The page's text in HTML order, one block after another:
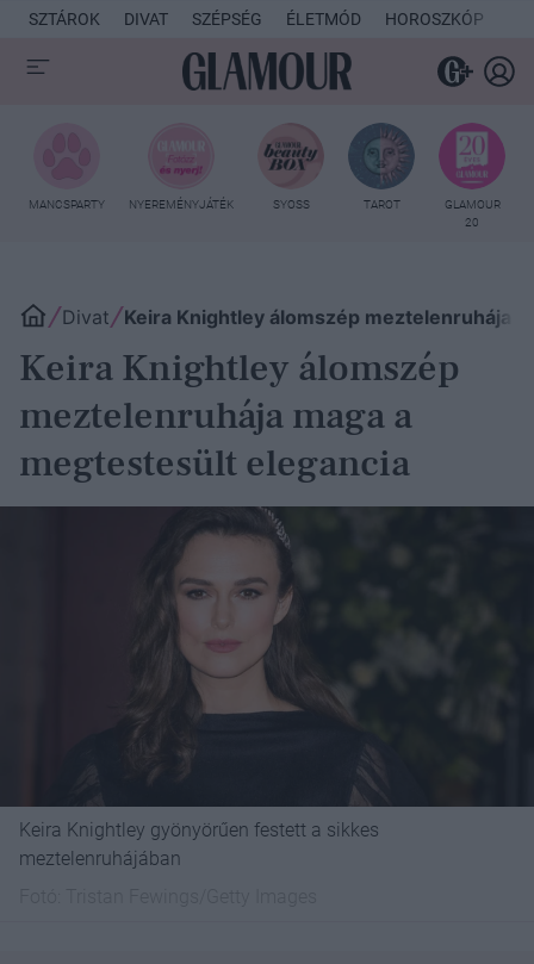
SZTÁROK DIVAT SZÉPSÉG ÉLETMÓD HOROSZKÓP
MANCSPARTY NYEREMÉNYJÁTÉK SYOSS TAROT
GLAMOUR
20
Divat Keira Knightley álomszép meztelenruhája
Keira Knightley álomszép
meztelenruhája maga a
megtestesült elegancia
Keira Knightley gyönyörűen festett a sikkes
meztelenruhájában